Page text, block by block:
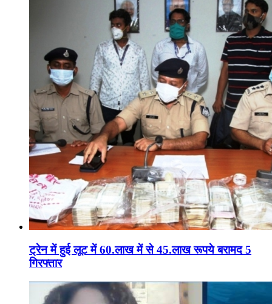
ट्रेन में हुई लूट में 60.लाख में से 45.लाख रूपये बरामद 5
गिरफ्तार